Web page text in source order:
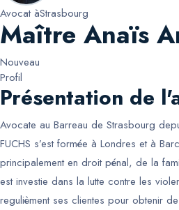
Avocat àStrasbourg
Maître Anaïs
Nouveau
Profil
Présentation de
Avocate au Barreau de Strasbourg
FUCHS s’est formée à Londres et à
principalement en droit pénal, de la
est investie dans la lutte contre les
regulièment ses clientes pour obtenir